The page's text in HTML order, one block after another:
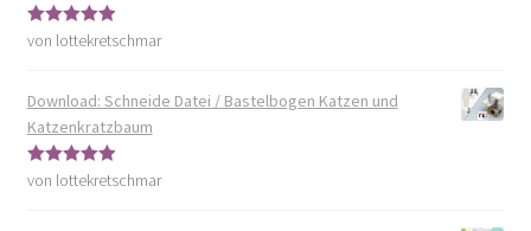
Bewertet mit
von lottekretschmar
Download: Schneide Datei / Bastelbogen Katzen und
Katzenkratzbaum
Bewertet mit
von lottekretschmar